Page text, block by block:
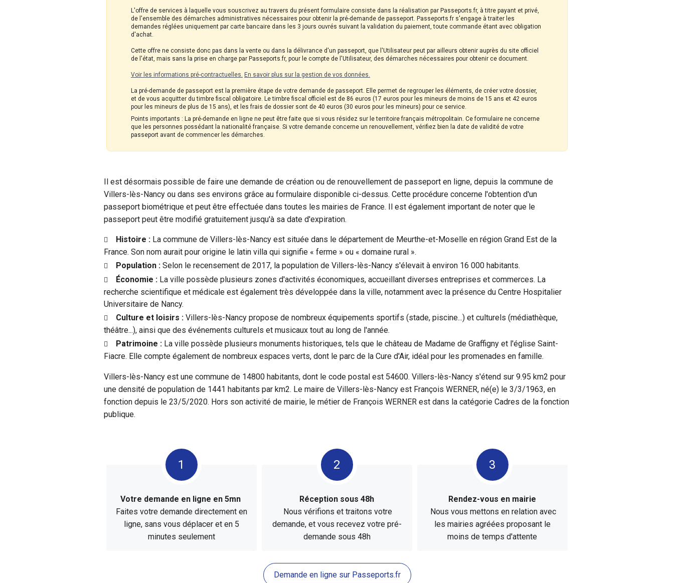
L'offre de services à laquelle vous souscrivez au travers du présent formulaire consiste dans la réalisation par Passeports.fr, à titre payant et privé,
de l'ensemble des démarches administratives nécessaires pour obtenir la pré-demande de passeport. Passeports.fr s'engage à traiter les
demandes réglées uniquement par carte bancaire dans les 3 jours ouvrés suivant la validation du paiement, toute commande étant avec obligation
d'achat.
Cette offre ne consiste donc pas dans la vente ou dans la délivrance d'un passeport, que l'Utilisateur peut par ailleurs obtenir auprès du site officiel
de l'état, mais sans la prise en charge par Passeports.fr, pour le compte de l'Utilisateur, des démarches nécessaires pour obtenir ce document.
Voir les informations pré-contractuelles. En savoir plus sur la gestion de vos données.
La pré-demande de passeport est la première étape de votre demande de passeport. Elle permet de regrouper les éléments, de créer votre dossier,
et de vous acquitter du timbre fiscal obligatoire. Le timbre fiscal officiel est de 86 euros (17 euros pour les mineurs de moins de 15 ans et 42 euros
pour les mineurs de plus de 15 ans), et les frais de dossier sont de 40 euros (30 euros pour les mineurs) pour ce service.
Points importants : La pré-demande en ligne ne peut être faite que si vous résidez sur le territoire français métropolitain. Ce formulaire ne concerne
que les personnes possédant la nationalité française. Si votre demande concerne un renouvellement, vérifiez bien la date de validité de votre
passeport avant de commencer les démarches.
Il est désormais possible de faire une demande de création ou de renouvellement de passeport en ligne, depuis la commune de
Villers-lès-Nancy ou dans ses environs grâce au formulaire disponible ci-dessus. Cette procédure concerne l'obtention d'un
passeport biométrique et peut être effectuée dans toutes les mairies de France. Il est également important de noter que le
passeport peut être modifié gratuitement jusqu'à sa date d'expiration.
Histoire : La commune de Villers-lès-Nancy est située dans le département de Meurthe-et-Moselle en région Grand Est de la
France. Son nom aurait pour origine le latin villa qui signifie « ferme » ou « domaine rural ».
Population : Selon le recensement de 2017, la population de Villers-lès-Nancy s'élevait à environ 16 000 habitants.
Économie : La ville possède plusieurs zones d'activités économiques, accueillant diverses entreprises et commerces. La
recherche scientifique et médicale est également très développée dans la ville, notamment avec la présence du Centre Hospitalier
Universitaire de Nancy.
Culture et loisirs : Villers-lès-Nancy propose de nombreux équipements sportifs (stade, piscine...) et culturels (médiathèque,
théâtre...), ainsi que des événements culturels et musicaux tout au long de l'année.
Patrimoine : La ville possède plusieurs monuments historiques, tels que le château de Madame de Graffigny et l'église Saint-
Fiacre. Elle compte également de nombreux espaces verts, dont le parc de la Cure d'Air, idéal pour les promenades en famille.
Villers-lès-Nancy est une commune de 14800 habitants, dont le code postal est 54600. Villers-lès-Nancy s'étend sur 9.95 km2 pour
une densité de population de 1441 habitants par km2. Le maire de Villers-lès-Nancy est François WERNER, né(e) le 3/3/1963, en
fonction depuis le 23/5/2020. Hors son activité de mairie, le métier de François WERNER est dans la catégorie Cadres de la fonction
publique.
Votre demande en ligne en 5mn
Faites votre demande directement en
ligne, sans vous déplacer et en 5
minutes seulement
Réception sous 48h
Nous vérifions et traitons votre
demande, et vous recevez votre pré-
demande sous 48h
Rendez-vous en mairie
Nous vous mettons en relation avec
les mairies agréées proposant le
moins de temps d'attente
Demande en ligne sur Passeports.fr